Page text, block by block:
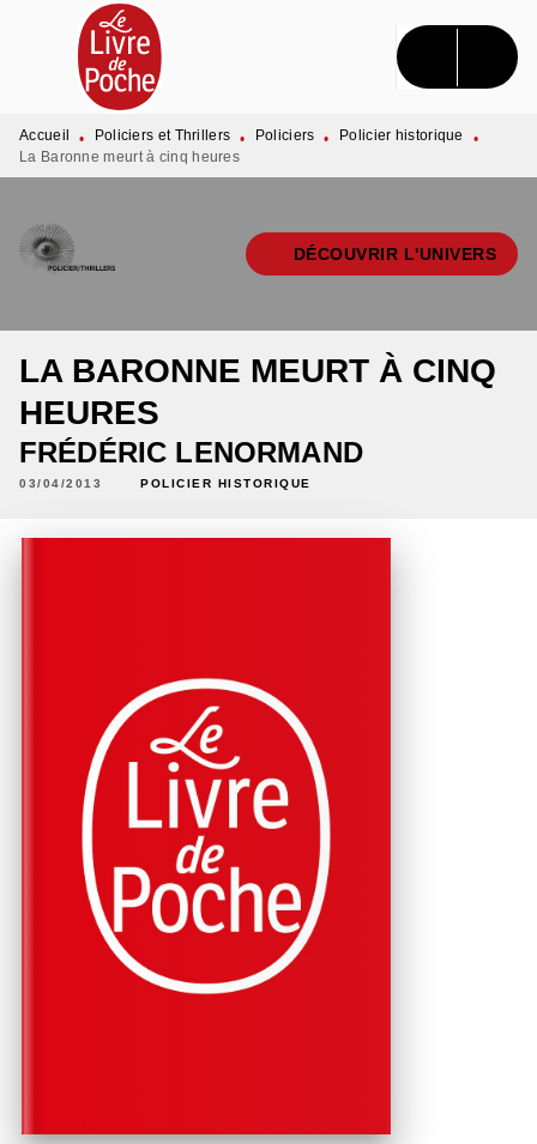
MENU RECHERCHE CONTENU
PIED DE PAGE
Accueil • Policiers et Thrillers • Policiers • Policier historique
•
La Baronne meurt à cinq heures
DÉCOUVRIR L'UNIVERS
LA BARONNE MEURT À CINQ
HEURES
FRÉDÉRIC LENORMAND
03/04/2013 POLICIER HISTORIQUE